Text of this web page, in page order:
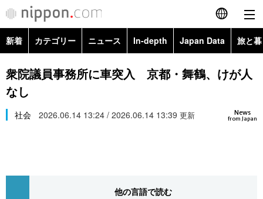
English
简体字
カテゴリー
経済・ビジネス
トップ
In-depth
新着 カテゴリー ニュース In-depth Japan Data 旅と
政治・外交
経済・ビジネス
Topics
衆院議員事務所に車突入 京都・舞鶴、けが人
なし
News
from Japan
社会 2026.06.14 13:24 / 2026.06.14 13:39 更新
他の言語で読む